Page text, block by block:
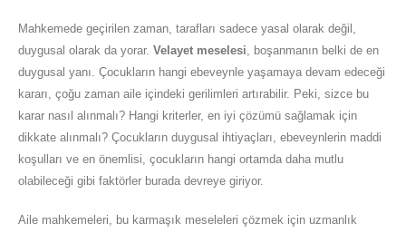
Mahkemede geçirilen zaman, tarafları sadece yasal olarak değil,
duygusal olarak da yorar. Velayet meselesi, boşanmanın belki de en
duygusal yanı. Çocukların hangi ebeveynle yaşamaya devam edeceği
kararı, çoğu zaman aile içindeki gerilimleri artırabilir. Peki, sizce bu
karar nasıl alınmalı? Hangi kriterler, en iyi çözümü sağlamak için
dikkate alınmalı? Çocukların duygusal ihtiyaçları, ebeveynlerin maddi
koşulları ve en önemlisi, çocukların hangi ortamda daha mutlu
olabileceği gibi faktörler burada devreye giriyor.
Aile mahkemeleri, bu karmaşık meseleleri çözmek için uzmanlık